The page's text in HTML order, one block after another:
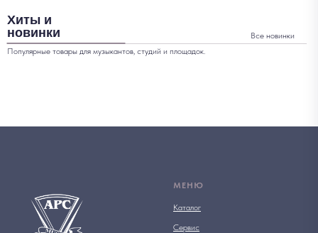
Хиты и
новинки
Популярные товары для музыкантов, студий и площадок.
Все новинки
МЕНЮ
Каталог
Сервис